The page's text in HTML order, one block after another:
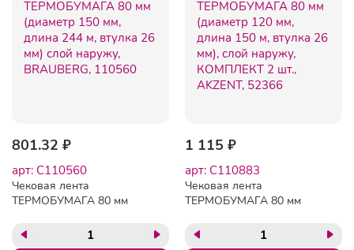
801.32 ₽
арт: C110560
Чековая лента
ТЕРМОБУМАГА 80 мм
244 м, втулка 26 мм) слой
наружу, BRAUBERG,
1 115 ₽
арт: C110883
Чековая лента
ТЕРМОБУМАГА 80 мм
150 м, втулка 26 мм), слой
наружу, КОМПЛЕКТ 2 шт.,